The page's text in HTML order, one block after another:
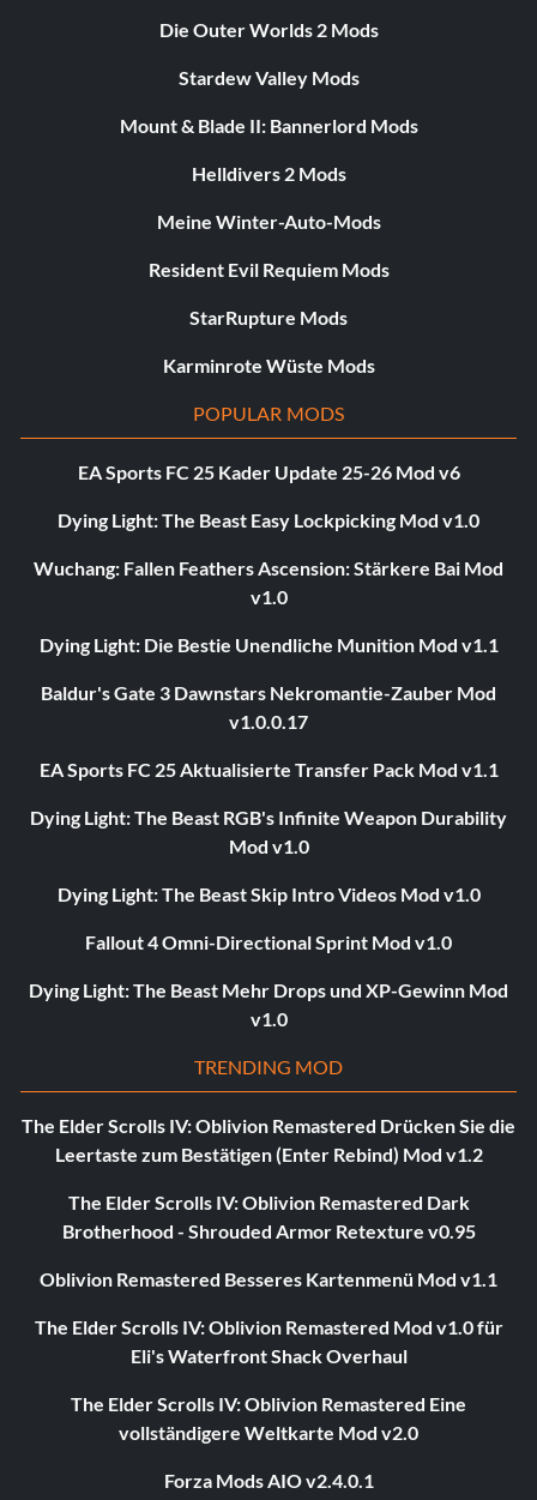
Die Outer Worlds 2 Mods
Stardew Valley Mods
Mount & Blade II: Bannerlord Mods
Helldivers 2 Mods
Meine Winter-Auto-Mods
Resident Evil Requiem Mods
StarRupture Mods
Karminrote Wüste Mods
POPULAR MODS
EA Sports FC 25 Kader Update 25-26 Mod v6
Dying Light: The Beast Easy Lockpicking Mod v1.0
Wuchang: Fallen Feathers Ascension: Stärkere Bai Mod
v1.0
Dying Light: Die Bestie Unendliche Munition Mod v1.1
Baldur's Gate 3 Dawnstars Nekromantie-Zauber Mod
v1.0.0.17
EA Sports FC 25 Aktualisierte Transfer Pack Mod v1.1
Dying Light: The Beast RGB's Infinite Weapon Durability
Mod v1.0
Dying Light: The Beast Skip Intro Videos Mod v1.0
Fallout 4 Omni-Directional Sprint Mod v1.0
Dying Light: The Beast Mehr Drops und XP-Gewinn Mod
v1.0
TRENDING MOD
The Elder Scrolls IV: Oblivion Remastered Drücken Sie die
Leertaste zum Bestätigen (Enter Rebind) Mod v1.2
The Elder Scrolls IV: Oblivion Remastered Dark
Brotherhood - Shrouded Armor Retexture v0.95
Oblivion Remastered Besseres Kartenmenü Mod v1.1
The Elder Scrolls IV: Oblivion Remastered Mod v1.0 für
Eli's Waterfront Shack Overhaul
The Elder Scrolls IV: Oblivion Remastered Eine
vollständigere Weltkarte Mod v2.0
Forza Mods AIO v2.4.0.1